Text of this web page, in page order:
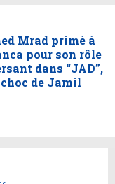
Mrad primé à
pour son rôle
dans “JAD”,
de Jamil